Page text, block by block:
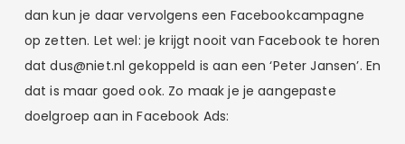
dan kun je daar vervolgens een Facebookcampagne
op zetten. Let wel: je krijgt nooit van Facebook te horen
dat dus@niet.nl gekoppeld is aan een ‘Peter Jansen’. En
dat is maar goed ook. Zo maak je je aangepaste
doelgroep aan in Facebook Ads: